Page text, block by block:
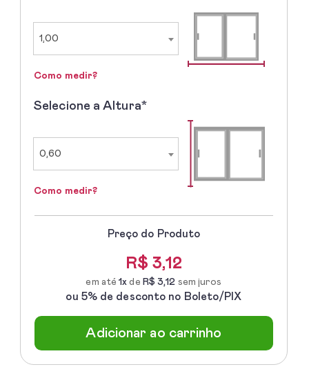
1,00
Como medir?
2º
Selecione a Altura*
0,60
Como medir?
Preço do Produto
R$ 3,12
em até1x de R$ 3,12 sem juros
ou 5% de desconto no Boleto/PIX
Adicionar ao carrinho